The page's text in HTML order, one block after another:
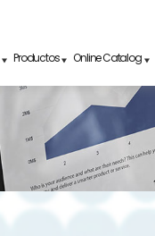
Productos Online Catalog